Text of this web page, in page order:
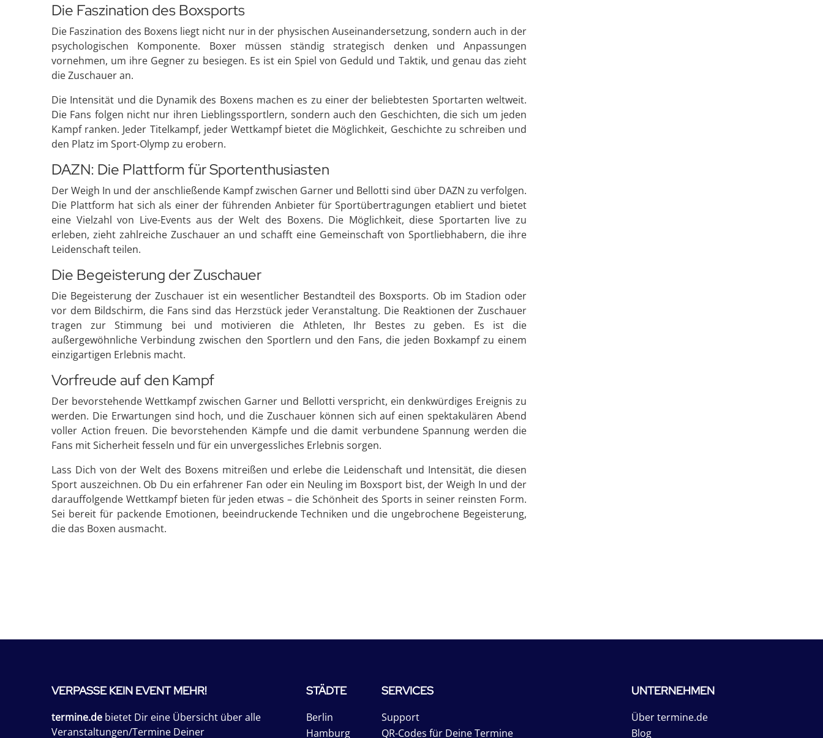
Die Faszination des Boxsports
Die Faszination des Boxens liegt nicht nur in der physischen Auseinandersetzung, sondern auch in der
psychologischen Komponente. Boxer müssen ständig strategisch denken und Anpassungen
vornehmen, um ihre Gegner zu besiegen. Es ist ein Spiel von Geduld und Taktik, und genau das zieht
die Zuschauer an.
Die Intensität und die Dynamik des Boxens machen es zu einer der beliebtesten Sportarten weltweit.
Die Fans folgen nicht nur ihren Lieblingssportlern, sondern auch den Geschichten, die sich um jeden
Kampf ranken. Jeder Titelkampf, jeder Wettkampf bietet die Möglichkeit, Geschichte zu schreiben und
den Platz im Sport-Olymp zu erobern.
DAZN: Die Plattform für Sportenthusiasten
Der Weigh In und der anschließende Kampf zwischen Garner und Bellotti sind über DAZN zu verfolgen.
Die Plattform hat sich als einer der führenden Anbieter für Sportübertragungen etabliert und bietet
eine Vielzahl von Live-Events aus der Welt des Boxens. Die Möglichkeit, diese Sportarten live zu
erleben, zieht zahlreiche Zuschauer an und schafft eine Gemeinschaft von Sportliebhabern, die ihre
Leidenschaft teilen.
Die Begeisterung der Zuschauer
Die Begeisterung der Zuschauer ist ein wesentlicher Bestandteil des Boxsports. Ob im Stadion oder
vor dem Bildschirm, die Fans sind das Herzstück jeder Veranstaltung. Die Reaktionen der Zuschauer
tragen zur Stimmung bei und motivieren die Athleten, Ihr Bestes zu geben. Es ist die
außergewöhnliche Verbindung zwischen den Sportlern und den Fans, die jeden Boxkampf zu einem
einzigartigen Erlebnis macht.
Vorfreude auf den Kampf
Der bevorstehende Wettkampf zwischen Garner und Bellotti verspricht, ein denkwürdiges Ereignis zu
werden. Die Erwartungen sind hoch, und die Zuschauer können sich auf einen spektakulären Abend
voller Action freuen. Die bevorstehenden Kämpfe und die damit verbundene Spannung werden die
Fans mit Sicherheit fesseln und für ein unvergessliches Erlebnis sorgen.
Lass Dich von der Welt des Boxens mitreißen und erlebe die Leidenschaft und Intensität, die diesen
Sport auszeichnen. Ob Du ein erfahrener Fan oder ein Neuling im Boxsport bist, der Weigh In und der
darauffolgende Wettkampf bieten für jeden etwas – die Schönheit des Sports in seiner reinsten Form.
Sei bereit für packende Emotionen, beeindruckende Techniken und die ungebrochene Begeisterung,
die das Boxen ausmacht.
VERPASSE KEIN EVENT MEHR!
termine.de bietet Dir eine Übersicht über alle
Veranstaltungen/Termine Deiner
STÄDTE
Berlin
Hamburg
SERVICES
Support
QR-Codes für Deine Termine
UNTERNEHMEN
Über termine.de
Blog